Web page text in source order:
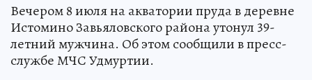
Вечером 8 июля на акватории пруда в деревне
Истомино Завьяловского района утонул 39-
летний мужчина. Об этом сообщили в пресс-
службе МЧС Удмуртии.